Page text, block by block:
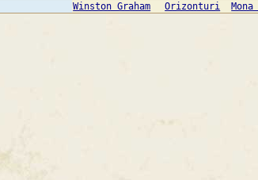
Winston Graham Orizonturi